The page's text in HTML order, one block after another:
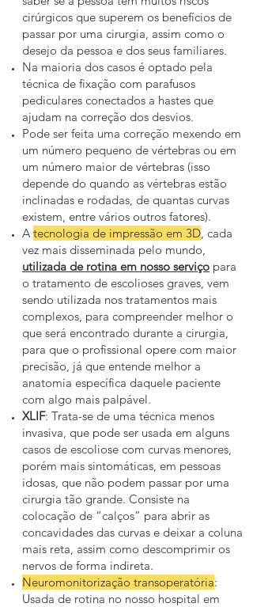
cirúrgicos que superem os benefícios de
passar por uma cirurgia, assim como o
desejo da pessoa e dos seus familiares.
Na maioria dos casos é optado pela
técnica de fixação com parafusos
pediculares conectados a hastes que
ajudam na correção dos desvios.
Pode ser feita uma correção mexendo em
um número pequeno de vértebras ou em
um número maior de vértebras (isso
depende do quando as vértebras estão
inclinadas e rodadas, de quantas curvas
existem, entre vários outros fatores).
A tecnologia de impressão em 3D, cada
vez mais disseminada pelo mundo,
utilizada de rotina em nosso serviço para
o tratamento de escolioses graves, vem
sendo utilizada nos tratamentos mais
complexos, para compreender melhor o
que será encontrado durante a cirurgia,
para que o profissional opere com maior
precisão, já que entende melhor a
anatomia específica daquele paciente
com algo mais palpável.
XLIF: Trata-se de uma técnica menos
invasiva, que pode ser usada em alguns
casos de escoliose com curvas menores,
porém mais sintomáticas, em pessoas
idosas, que não podem passar por uma
cirurgia tão grande. Consiste na
colocação de “calços” para abrir as
concavidades das curvas e deixar a coluna
mais reta, assim como descomprimir os
nervos de forma indireta.
Neuromonitorização transoperatória:
Usada de rotina no nosso hospital em